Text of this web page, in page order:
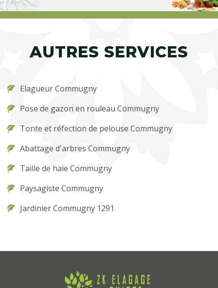
AUTRES SERVICES
Elagueur Commugny
Pose de gazon en rouleau Commugny
Tonte et réfection de pelouse Commugny
Abattage d'arbres Commugny
Taille de haie Commugny
Paysagiste Commugny
Jardinier Commugny 1291